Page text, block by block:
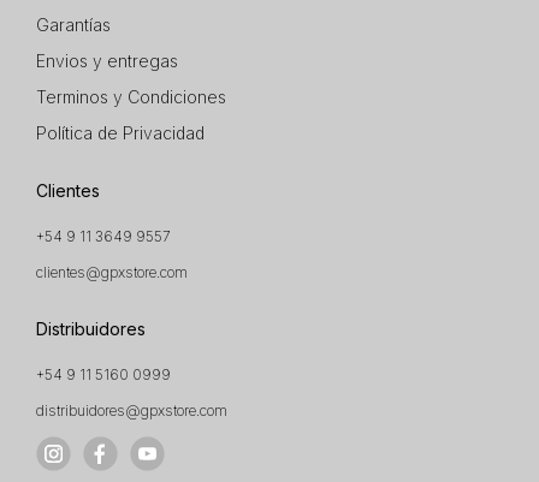
Garantías
Envios y entregas
Terminos y Condiciones
Política de Privacidad
Clientes
+54 9 11 3649 9557
clientes@gpxstore.com
Distribuidores
+54 9 11 5160 0999
distribuidores@gpxstore.com